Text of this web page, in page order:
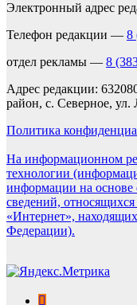
Электронный адрес
Телефон редакции — 8
отдел рекламы — 8
Адрес редакции:
район, с. Северное, ул.
Политика
На информационном
технологии
информации на основе
сведений,
«Интернет»,
Федерации).